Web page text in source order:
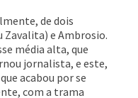
de dois
Zavalita) e Ambrosio.
média alta, que
jornalista, e este,
acabou por se
com a trama